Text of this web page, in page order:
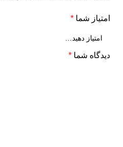
امتیاز شما *
دیدگاه شما *